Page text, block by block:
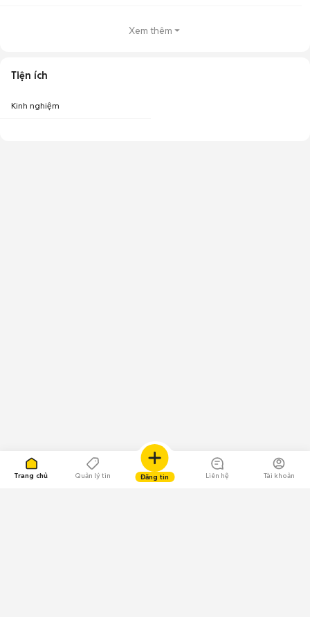
Trang chủ Quản lý tin Đăng tin Liên hệ Tài khoản
Xem thêm
Tiện ích
Kinh nghiệm